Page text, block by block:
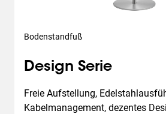
Bodenstandfuß
Design Serie
Freie Aufstellung,
Kabelmanagement, dezentes